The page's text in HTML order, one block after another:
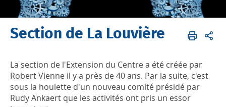
Accueil FR Nos antennes Centre (La Louvière)
Section de La Louvière
La section de l'Extension du Centre a été créée par
Robert Vienne il y a près de 40 ans. Par la suite, c'est
sous la houlette d'un nouveau comité présidé par
Rudy Ankaert que les activités ont pris un essor